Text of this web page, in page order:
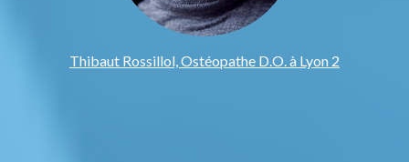
Thibaut Rossillol, Ostéopathe D.O. à Lyon 2